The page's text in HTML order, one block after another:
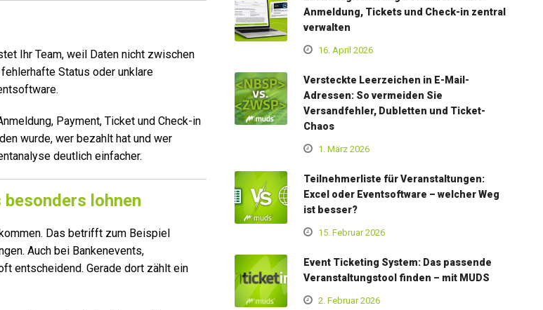
Ihr Team, weil Daten nicht zwischen
Status oder unklare
Payment, Ticket und Check-in
wurde, wer bezahlt hat und wer
deutlich einfacher.
lohnen
Das betrifft zum Beispiel
Auch bei Bankenevents,
entscheidend. Gerade dort zählt ein
Anmeldung, Tickets und Check-in zentral
verwalten
16. April 2026
Versteckte Leerzeichen in E-Mail-
Adressen: So vermeiden Sie
Versandfehler, Dubletten und Ticket-
Chaos
1. März 2026
Teilnehmerliste für Veranstaltungen:
Excel oder Eventsoftware – welcher Weg
ist besser?
15. Februar 2026
Event Ticketing System: Das passende
Veranstaltungstool finden – mit MUDS
2. Februar 2026